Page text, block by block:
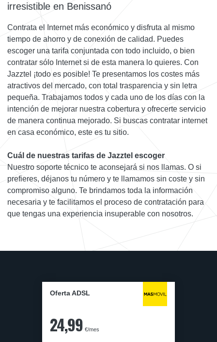
irresistible en Benissanó
Contrata el Internet más económico y disfruta al mismo
tiempo de ahorro y de conexión de calidad. Puedes
escoger una tarifa conjuntada con todo incluido, o bien
contratar sólo Internet si de esta manera lo quieres. Con
Jazztel ¡todo es posible! Te presentamos los costes más
atractivos del mercado, con total trasparencia y sin letra
pequeña. Trabajamos todos y cada uno de los días con la
intención de mejorar nuestra cobertura y ofrecerte servicio
de manera continua mejorado. Si buscas contratar internet
en casa económico, este es tu sitio.
Cuál de nuestras tarifas de Jazztel escoger
Nuestro soporte técnico te aconsejará si nos llamas. O si
prefieres, déjanos tu número y te llamamos sin coste y sin
compromiso alguno. Te brindamos toda la información
necesaria y te facilitamos el proceso de contratación para
que tengas una experiencia insuperable con nosotros.
Oferta ADSL
24,99 €/mes